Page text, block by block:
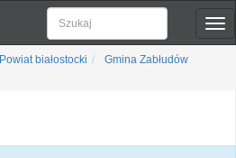
Powiat białostocki
Gmina Zabłudów